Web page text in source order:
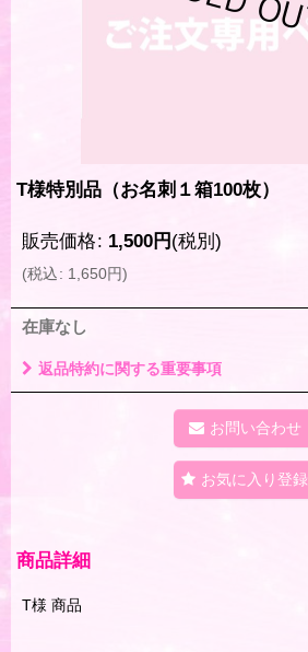
T様特別品（お名刺１箱100枚）
販売価格: 1,500円 (税別)
(税込: 1,650円)
在庫なし
返品特約に関する重要事項
お問い合わせ
お気に入り登録
商品詳細
T様 商品